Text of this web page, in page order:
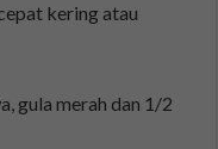
kering atau
gula merah dan 1/2